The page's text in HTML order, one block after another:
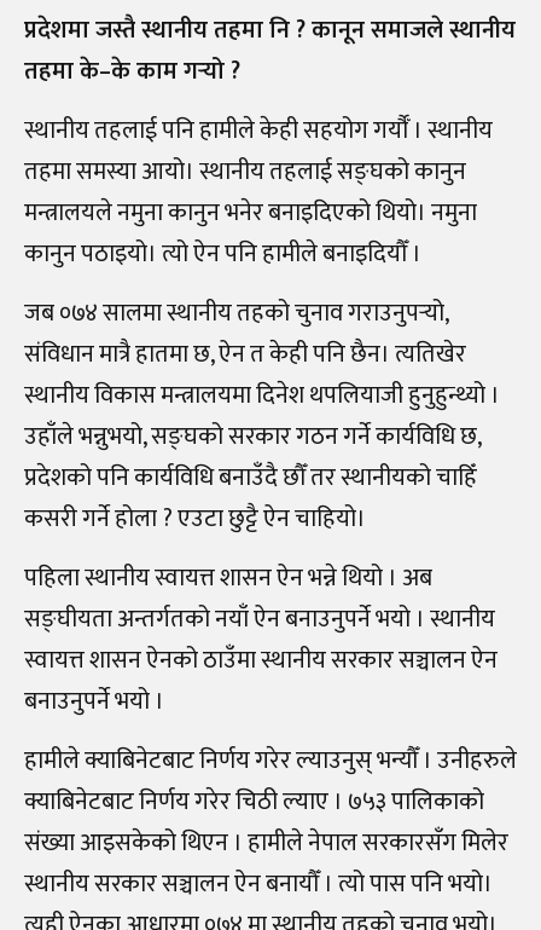
प्रदेशमा जस्तै स्थानीय तहमा नि ? कानून समाजले स्थानीय
तहमा के–के काम गर्‍यो ?
स्थानीय तहलाई पनि हामीले केही सहयोग गर्यौँ । स्थानीय
तहमा समस्या आयो। स्थानीय तहलाई सङ्घको कानुन
मन्त्रालयले नमुना कानुन भनेर बनाइदिएको थियो। नमुना
कानुन पठाइयो। त्यो ऐन पनि हामीले बनाइदियौँ ।
जब ०७४ सालमा स्थानीय तहको चुनाव गराउनुपर्‍यो,
संविधान मात्रै हातमा छ, ऐन त केही पनि छैन। त्यतिखेर
स्थानीय विकास मन्त्रालयमा दिनेश थपलियाजी हुनुहुन्थ्यो ।
उहाँले भन्नुभयो, सङ्घको सरकार गठन गर्ने कार्यविधि छ,
प्रदेशको पनि कार्यविधि बनाउँदै छौँ तर स्थानीयको चाहिँ
कसरी गर्ने होला ? एउटा छुट्टै ऐन चाहियो।
पहिला स्थानीय स्वायत्त शासन ऐन भन्ने थियो । अब
सङ्घीयता अन्तर्गतको नयाँ ऐन बनाउनुपर्ने भयो । स्थानीय
स्वायत्त शासन ऐनको ठाउँमा स्थानीय सरकार सञ्चालन ऐन
बनाउनुपर्ने भयो ।
हामीले क्याबिनेटबाट निर्णय गरेर ल्याउनुस् भन्यौँ । उनीहरुले
क्याबिनेटबाट निर्णय गरेर चिठी ल्याए । ७५३ पालिकाको
संख्या आइसकेको थिएन । हामीले नेपाल सरकारसँग मिलेर
स्थानीय सरकार सञ्चालन ऐन बनायौँ । त्यो पास पनि भयो।